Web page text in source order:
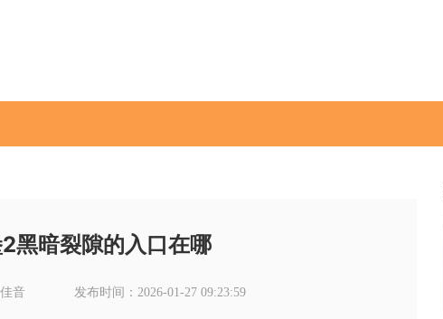
黑暗裂隙的入口在哪
音 发布时间：2026-01-27 09:23:59